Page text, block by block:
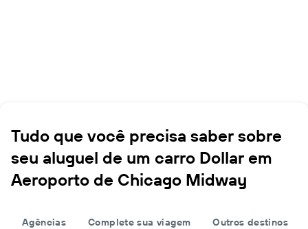
Tudo que você precisa saber sobre
seu aluguel de um carro Dollar em
Aeroporto de Chicago Midway
Agências Complete sua viagem Outros destinos